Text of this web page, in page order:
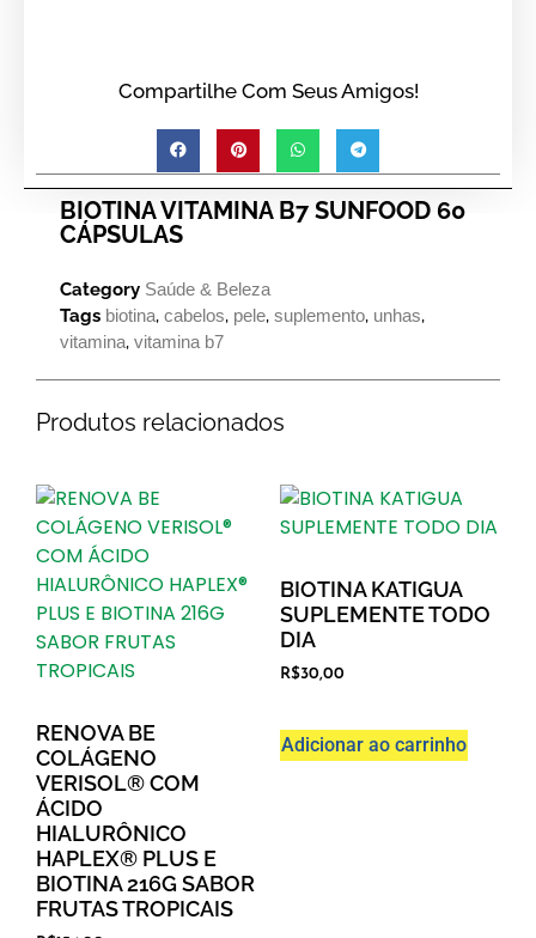
Compartilhe Com Seus Amigos!
BIOTINA VITAMINA B7 SUNFOOD 60
CÁPSULAS
Category Saúde & Beleza
Tags biotina, cabelos, pele, suplemento, unhas,
vitamina, vitamina b7
Produtos relacionados
RENOVA BE
COLÁGENO
VERISOL® COM
ÁCIDO
HIALURÔNICO
HAPLEX® PLUS E
BIOTINA 216G SABOR
FRUTAS TROPICAIS
BIOTINA KATIGUA
SUPLEMENTE TODO
DIA
R$30,00
Adicionar ao carrinho